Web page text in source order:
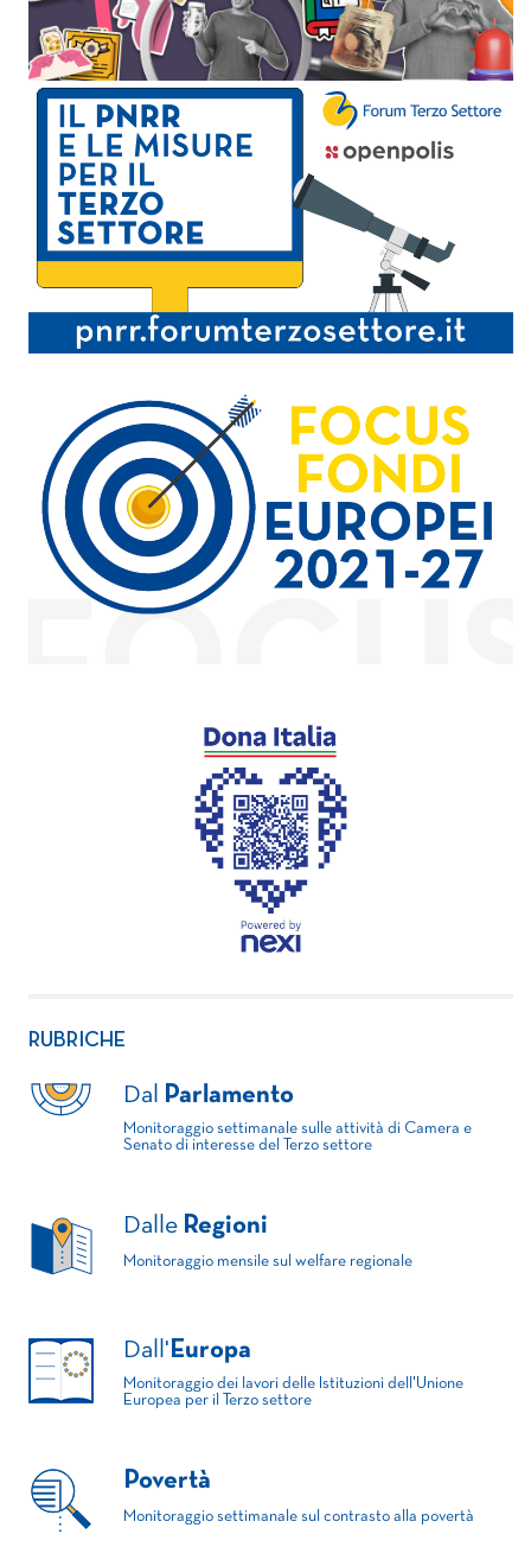
RUBRICHE
Dal Parlamento
Monitoraggio settimanale sulle attività di Camera e
Senato di interesse del Terzo settore
Dalle Regioni
Monitoraggio mensile sul welfare regionale
Dall' Europa
Monitoraggio dei lavori delle Istituzioni dell'Unione
Europea per il Terzo settore
Povertà
Monitoraggio settimanale sul contrasto alla povertà